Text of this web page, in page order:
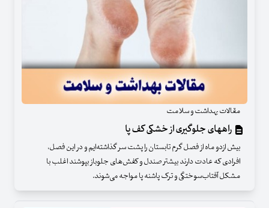
مقالات بهداشت و سلامت
راههای جلوگیری از خشکی کف پا
بیش ازدو ماه از فصل گرم تابستان را پشت سر گذاشته‌ایم و در این فصل،
افرادی که عادت دارند بیشتر صندل و کفش‌های جلوباز بپوشند اغلب با
مشکل آفتاب‌سوختگی و ترک پاشنه پا مواجه می‌شوند.